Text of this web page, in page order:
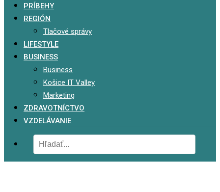
PRÍBEHY
REGIÓN
Tlačové správy
LIFESTYLE
BUSINESS
Business
Košice IT Valley
Marketing
ZDRAVOTNÍCTVO
VZDELÁVANIE